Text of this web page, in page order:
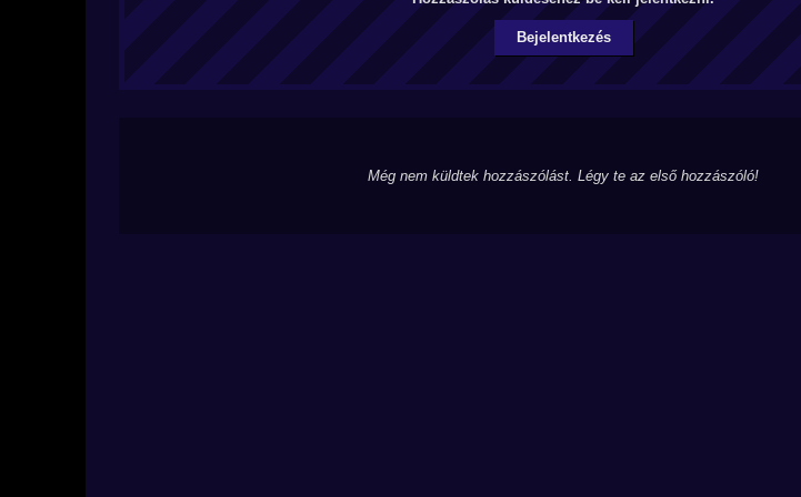
Bejelentkezés
Még nem küldtek hozzászólást. Légy te az első hozzászóló!